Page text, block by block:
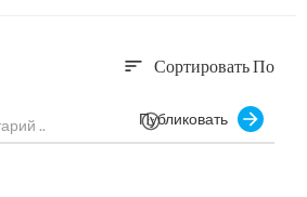
sort Сортировать По
Публиковать